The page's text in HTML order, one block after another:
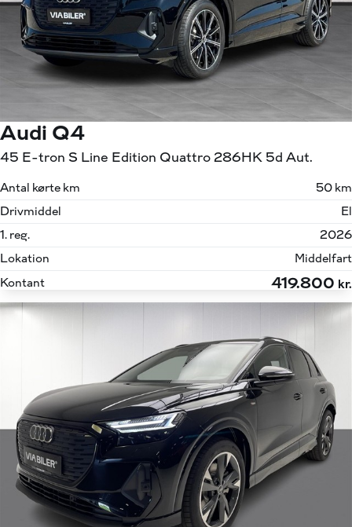
Audi Q4
45 E-tron S Line Edition Quattro 286HK 5d Aut.
Antal kørte km
50 km
Drivmiddel
El
1. reg.
2026
Lokation
Middelfart
Kontant
419.800 kr.